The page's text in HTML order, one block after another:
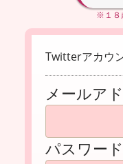
※１８
Twitterアカウ
メールア
パスワード